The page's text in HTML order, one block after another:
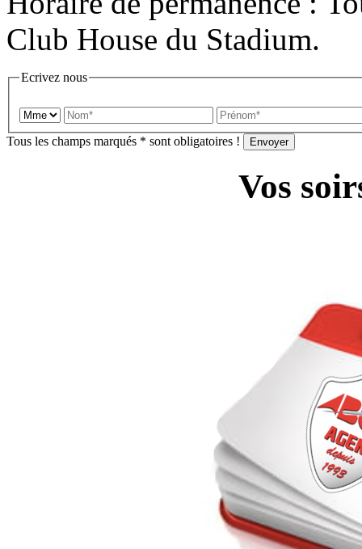
Club House du Stadium.
Ecrivez nous
Tous les champs marqués * sont obligatoires !
Vos